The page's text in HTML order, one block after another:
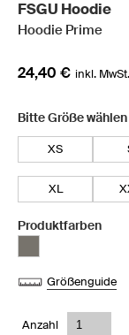
FSGU Hoodie
Hoodie Prime
24,40 € inkl. MwSt.
Bitte Größe wählen
XS
XL
Produktfarben
Größenguide
Anzahl